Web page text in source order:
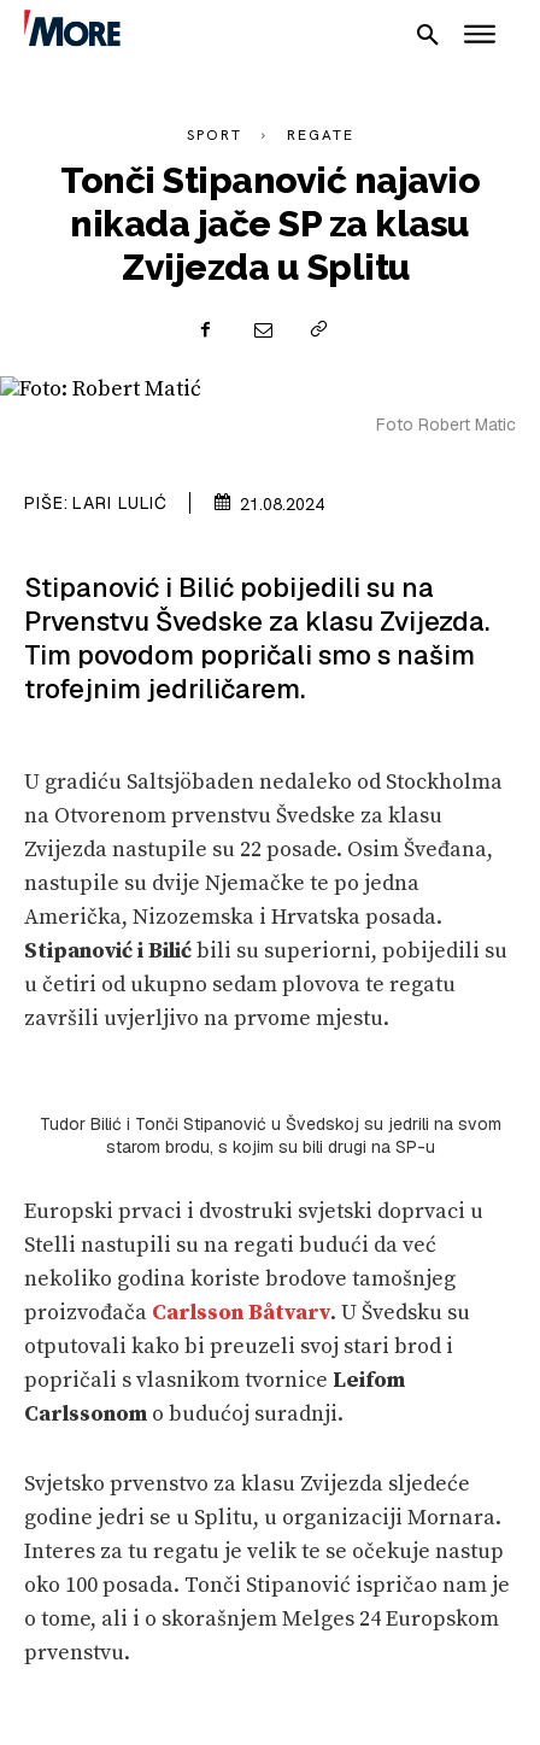
SPIZA
VELIKE PRIČE
PRETPLATA
SPORT REGATE
Tonči Stipanović najavio
nikada jače SP za klasu
Zvijezda u Splitu
Foto Robert Matic
PIŠE: LARI LULIĆ 21.08.2024
Stipanović i Bilić pobijedili su na
Prvenstvu Švedske za klasu Zvijezda.
Tim povodom popričali smo s našim
trofejnim jedriličarem.
U gradiću Saltsjöbaden nedaleko od Stockholma
na Otvorenom prvenstvu Švedske za klasu
Zvijezda nastupile su 22 posade. Osim Šveđana,
nastupile su dvije Njemačke te po jedna
Američka, Nizozemska i Hrvatska posada.
Stipanović i Bilićbili su superiorni, pobijedili su
u četiri od ukupno sedam plovova te regatu
završili uvjerljivo na prvome mjestu.
Tudor Bilić i Tonči Stipanović u Švedskoj su jedrili na svom
starom brodu, s kojim su bili drugi na SP-u
Europski prvaci i dvostruki svjetski doprvaci u
Stelli nastupili su na regati budući da već
nekoliko godina koriste brodove tamošnjeg
proizvođača Carlsson Båtvarv. U Švedsku su
otputovali kako bi preuzeli svoj stari brod i
popričali s vlasnikom tvornice Leifom
Carlssonom o budućoj suradnji.
Svjetsko prvenstvo za klasu Zvijezda sljedeće
godine jedri se u Splitu, u organizaciji Mornara.
Interes za tu regatu je velik te se očekuje nastup
oko 100 posada. Tonči Stipanović ispričao nam je
o tome, ali i o skorašnjem Melges 24 Europskom
prvenstvu.